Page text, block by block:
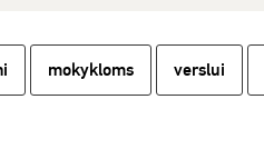
mokykloms verslui